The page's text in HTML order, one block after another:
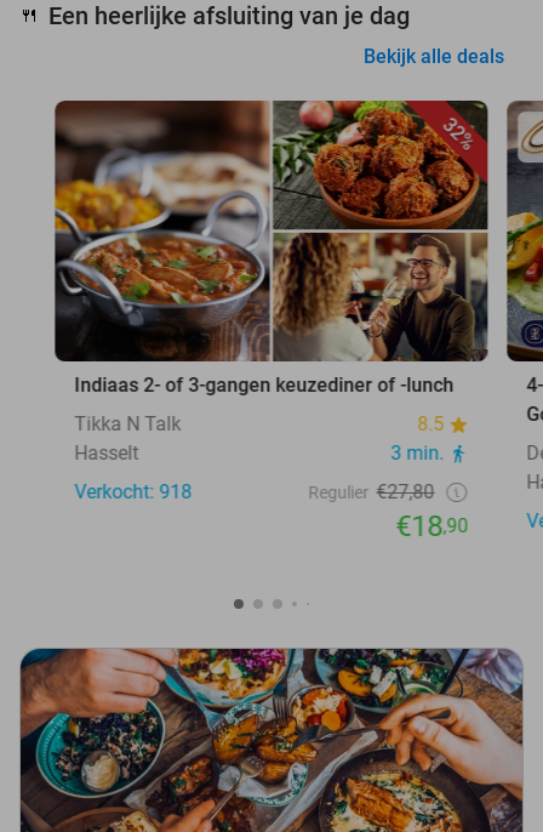
🍴 Een heerlijke afsluiting van je dag
Bekijk alle deals
32%
Indiaas 2- of 3-gangen keuzediner of -lunch
Tikka N Talk
8.5
Hasselt
3 min.
Verkocht: 918
Regulier €27,80
€18,90